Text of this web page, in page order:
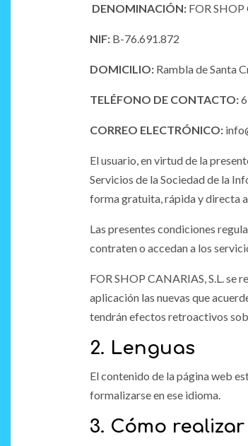
DENOMINACIÓN:FOR SHOP
NIF: B-76.691.872
DOMICILIO:Rambla de Santa
TELÉFONO DE CONTACTO:
CORREO ELECTRÓNICO:
El usuario, en virtud de la
Servicios de la Sociedad de la
forma gratuita, rápida y directa
Las presentes condiciones
contraten o accedan a los
FOR SHOP CANARIAS, S.L. se
aplicación las nuevas que
tendrán efectos retroactivos
2. Lenguas
El contenido de la página web
formalizarse en ese idioma.
3. Cómo